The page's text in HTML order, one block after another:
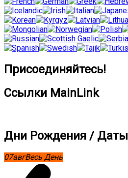
Присоединяйтесь!
Ссылки MainLink
Дни Рождения / Даты
07авгВесь День